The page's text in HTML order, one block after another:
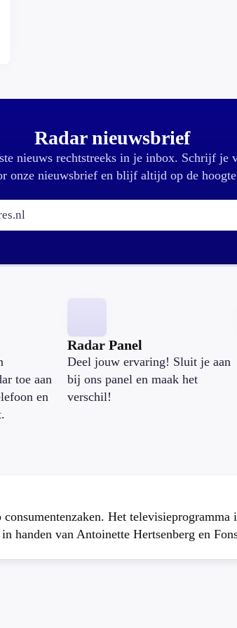
Radar nieuwsbrief
nieuws rechtstreeks in je inbox. Schrijf je
onze nieuwsbrief en blijf altijd op de
E-mailadres:
toe aan
en
Radar Panel
Deel jouw ervaring! Sluit je aan
bij ons panel en maak het
verschil!
Het televisieprogramma
handen van Antoinette Hertsenberg en